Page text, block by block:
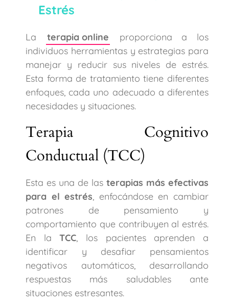
Estrés
La terapia online
proporciona a los
individuos herramientas y estrategias para
manejar y reducir sus niveles de estrés.
Esta forma de tratamiento tiene diferentes
enfoques, cada uno adecuado a diferentes
necesidades y situaciones.
Terapia Cognitivo
Conductual (TCC)
Esta es una de las terapias más efectivas
para el estrés, enfocándose en cambiar
patrones de pensamiento y
comportamiento que contribuyen al estrés.
En laTCC, los pacientes aprenden a
identificar y desafiar pensamientos
negativos automáticos, desarrollando
respuestas más saludables ante
situaciones estresantes.